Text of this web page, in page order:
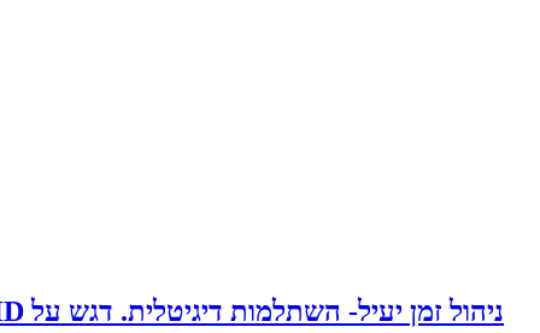
ניהול זמן יעיל- השתלמות דיגיטלית. דגש על ADHD